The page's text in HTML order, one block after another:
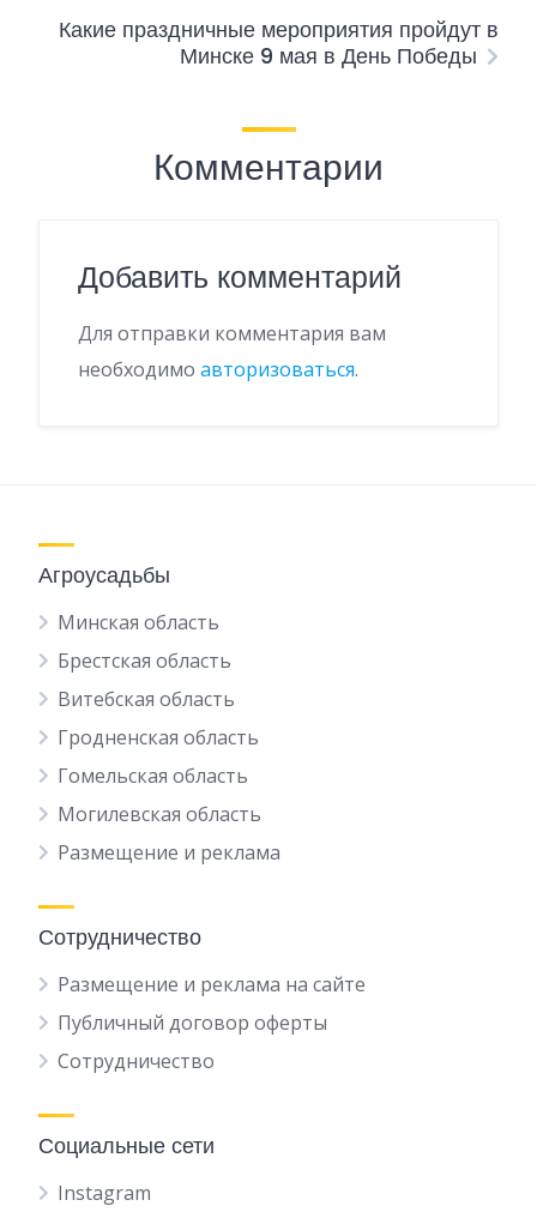
Какие праздничные мероприятия пройдут в
Минске 9 мая в День Победы
Комментарии
Добавить комментарий
Для отправки комментария вам
необходимо авторизоваться.
Агроусадьбы
Минская область
Брестская область
Витебская область
Гродненская область
Гомельская область
Могилевская область
Размещение и реклама
Сотрудничество
Размещение и реклама на сайте
Публичный договор оферты
Сотрудничество
Социальные сети
Instagram